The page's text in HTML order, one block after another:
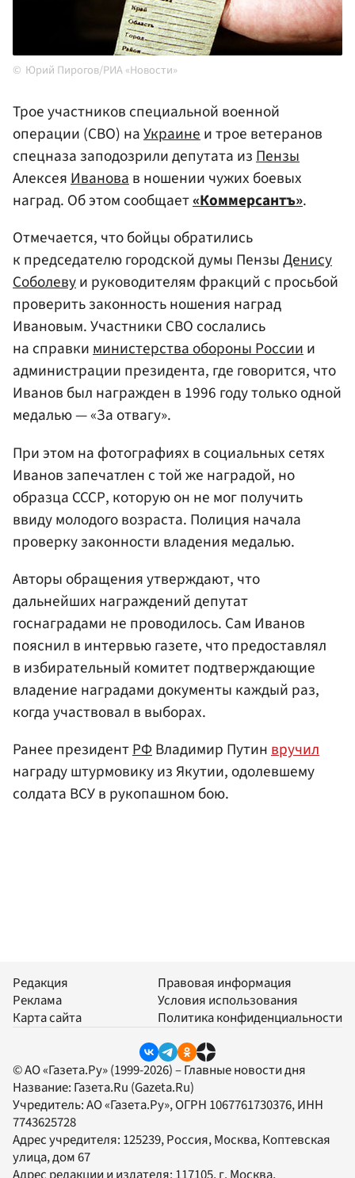
Юрий Пирогов/РИА «Новости»
Трое участников специальной военной
операции (СВО) наУкраинеи трое ветеранов
спецназа заподозрили депутата изПензы
АлексеяИвановав ношении чужих боевых
наград. Об этом сообщает«Коммерсантъ».
Отмечается, что бойцы обратились
к председателю городской думы ПензыДенису
Соболевуи руководителям фракций с просьбой
проверить законность ношения наград
Ивановым. Участники СВО сослались
на справкиминистерства обороны Россиии
администрации президента, где говорится, что
Иванов был награжден в 1996 году только одной
медалью — «За отвагу».
При этом на фотографиях в социальных сетях
Иванов запечатлен с той же наградой, но
образца СССР, которую он не мог получить
ввиду молодого возраста. Полиция начала
проверку законности владения медалью.
Авторы обращения утверждают, что
дальнейших награждений депутат
госнаградами не проводилось. Сам Иванов
пояснил в интервью газете, что предоставлял
в избирательный комитет подтверждающие
владение наградами документы каждый раз,
когда участвовал в выборах.
Ранее президентРФВладимир Путинвручил
награду штурмовику из Якутии, одолевшему
солдата ВСУ в рукопашном бою.
Редакция
Реклама
Карта сайта
Правовая информация
Условия использования
Политика конфиденциальности
© АО «Газета.Ру» (1999-2026) – Главные новости дня
Название: Газета.Ru (Gazeta.Ru)
Учредитель:АО «Газета.Ру», ОГРН 1067761730376, ИНН
7743625728
Адрес учредителя: 125239, Россия, Москва, Коптевская
улица, дом 67